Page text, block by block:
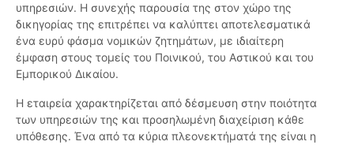
υπηρεσιών. Η συνεχής παρουσία της στον χώρο της
δικηγορίας της επιτρέπει να καλύπτει αποτελεσματικά
ένα ευρύ φάσμα νομικών ζητημάτων, με ιδιαίτερη
έμφαση στους τομείς του Ποινικού, του Αστικού και του
Εμπορικού Δικαίου.
Η εταιρεία χαρακτηρίζεται από δέσμευση στην ποιότητα
των υπηρεσιών της και προσηλωμένη διαχείριση κάθε
υπόθεσης. Ένα από τα κύρια πλεονεκτήματά της είναι η